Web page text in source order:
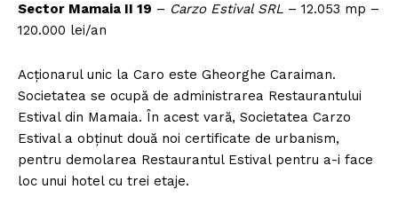
Sector Mamaia II 19 – Carzo Estival SRL – 12.053 mp –
120.000 lei/an
Acționarul unic la Caro este Gheorghe Caraiman.
Societatea se ocupă de administrarea Restaurantului
Estival din Mamaia. În acest vară, Societatea Carzo
Estival a obținut două noi certificate de urbanism,
pentru demolarea Restaurantul Estival pentru a-i face
loc unui hotel cu trei etaje.